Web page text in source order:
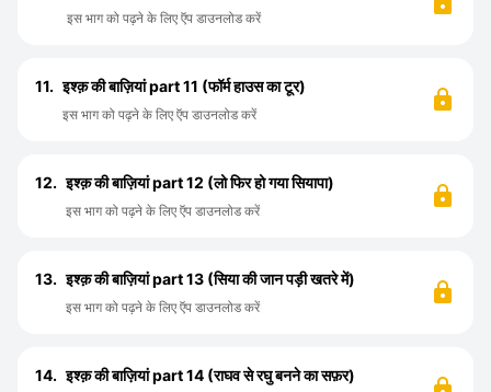
इस भाग को पढ़ने के लिए ऍप डाउनलोड करें
11. इश्क़ की बाज़ियां part 11 (फॉर्म हाउस का टूर)
इस भाग को पढ़ने के लिए ऍप डाउनलोड करें
12. इश्क़ की बाज़ियां part 12 (लो फिर हो गया सियापा)
इस भाग को पढ़ने के लिए ऍप डाउनलोड करें
13. इश्क़ की बाज़ियां part 13 (सिया की जान पड़ी खतरे में)
इस भाग को पढ़ने के लिए ऍप डाउनलोड करें
14. इश्क़ की बाज़ियां part 14 (राघव से रघु बनने का सफ़र)